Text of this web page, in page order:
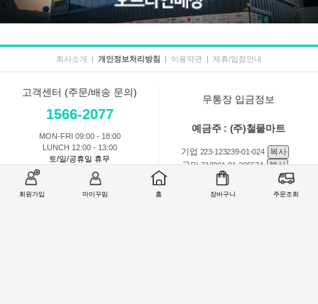
회원가입 마이꾸밈 홈 장바구니 주문조회
회사소개 | 개인정보처리방침 | 이용약관 | 제휴/입점안내
고객센터 (주문/배송 문의)
1566-2077
MON-FRI 09:00 - 18:00
LUNCH 12:00 - 13:00
토/일/공휴일 휴무
무통장 입금정보
예금주 : (주)철물마트
기업 223-123239-01-024
복사
국민718201-01-205674
복사
301-0168-3882-11 복사